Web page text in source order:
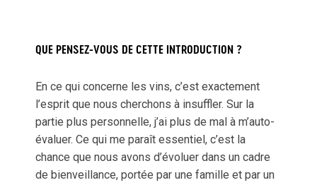
QUE PENSEZ-VOUS DE CETTE INTRODUCTION ?
En ce qui concerne les vins, c’est exactement
l’esprit que nous cherchons à insuffler. Sur la
partie plus personnelle, j’ai plus de mal à m’auto-
évaluer. Ce qui me paraît essentiel, c’est la
chance que nous avons d’évoluer dans un cadre
de bienveillance, portée par une famille et par un